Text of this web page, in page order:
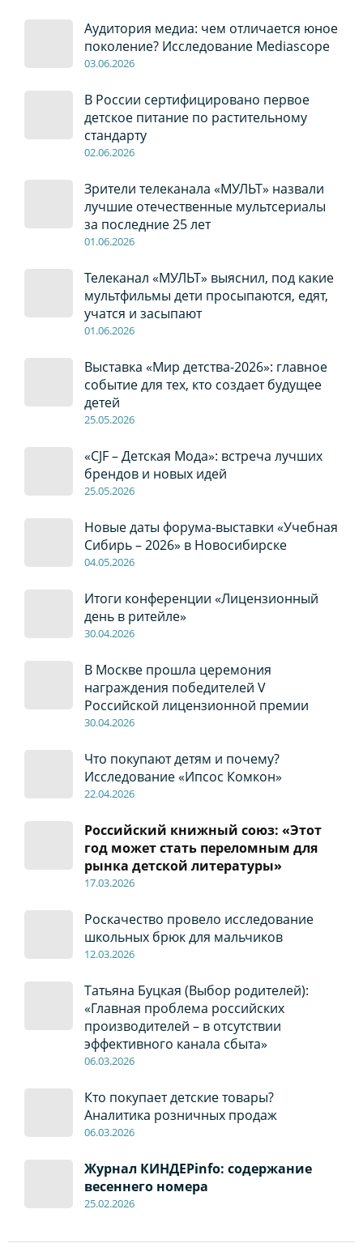
Аудитория медиа: чем отличается юное
поколение? Исследование Mediascope
03.06.2026
В России сертифицировано первое
детское питание по растительному
стандарту
02.06.2026
Зрители телеканала «МУЛЬТ» назвали
лучшие отечественные мультсериалы
за последние 25 лет
01.06.2026
Телеканал «МУЛЬТ» выяснил, под какие
мультфильмы дети просыпаются, едят,
учатся и засыпают
01.06.2026
Выставка «Мир детства-2026»: главное
событие для тех, кто создает будущее
детей
25.05.2026
«CJF – Детская Мода»: встреча лучших
брендов и новых идей
25.05.2026
Новые даты форума-выставки «Учебная
Сибирь – 2026» в Новосибирске
04.05.2026
Итоги конференции «Лицензионный
день в ритейле»
30.04.2026
В Москве прошла церемония
награждения победителей V
Российской лицензионной премии
30.04.2026
Что покупают детям и почему?
Исследование «Ипсос Комкон»
22.04.2026
Российский книжный союз: «Этот
год может стать переломным для
рынка детской литературы»
17.03.2026
Роскачество провело исследование
школьных брюк для мальчиков
12.03.2026
Татьяна Буцкая (Выбор родителей):
«Главная проблема российских
производителей – в отсутствии
эффективного канала сбыта»
06.03.2026
Кто покупает детские товары?
Аналитика розничных продаж
06.03.2026
Журнал КИНДЕРinfo: содержание
весеннего номера
25.02.2026